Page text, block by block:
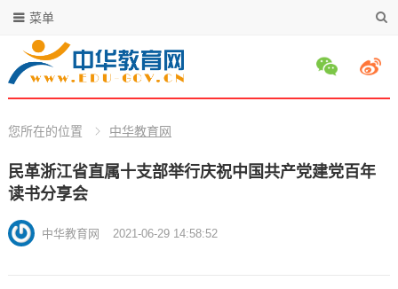
菜单
您所在的位置 中华教育网
民革浙江省直属十支部举行庆祝中国共产党建党百年
读书分享会
中华教育网 2021-06-29 14:58:52